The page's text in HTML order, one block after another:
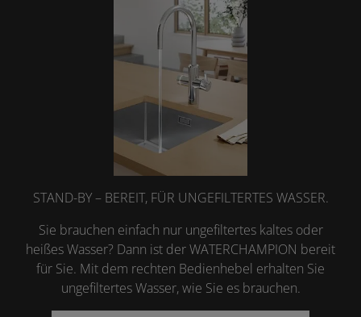
STAND-BY – BEREIT, FÜR UNGEFILTERTES WASSER.
Sie brauchen einfach nur ungefiltertes kaltes oder
heißes Wasser? Dann ist der WATERCHAMPION bereit
für Sie. Mit dem rechten Bedienhebel erhalten Sie
ungefiltertes Wasser, wie Sie es brauchen.